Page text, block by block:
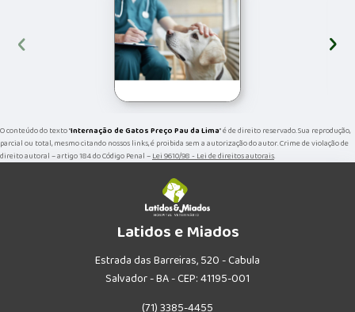
‹ ›
O conteúdo do texto "Internação de Gatos Preço Pau da Lima" é de direito reservado. Sua reprodução,
parcial ou total, mesmo citando nossos links, é proibida sem a autorização do autor. Crime de violação de
direito autoral – artigo 184 do Código Penal –Lei 9610/98 - Lei de direitos autorais.
Latidos e Miados
Estrada das Barreiras, 520 - Cabula
Salvador - BA - CEP: 41195-001
(71) 3385-4455